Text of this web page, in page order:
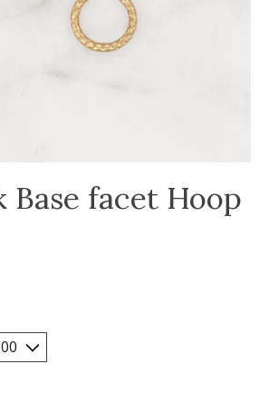
Base facet Hoop